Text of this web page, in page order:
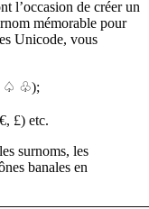
l’occasion de créer un
mémorable pour
Unicode, vous
♤ ♧);
£) etc.
surnoms, les
banales en